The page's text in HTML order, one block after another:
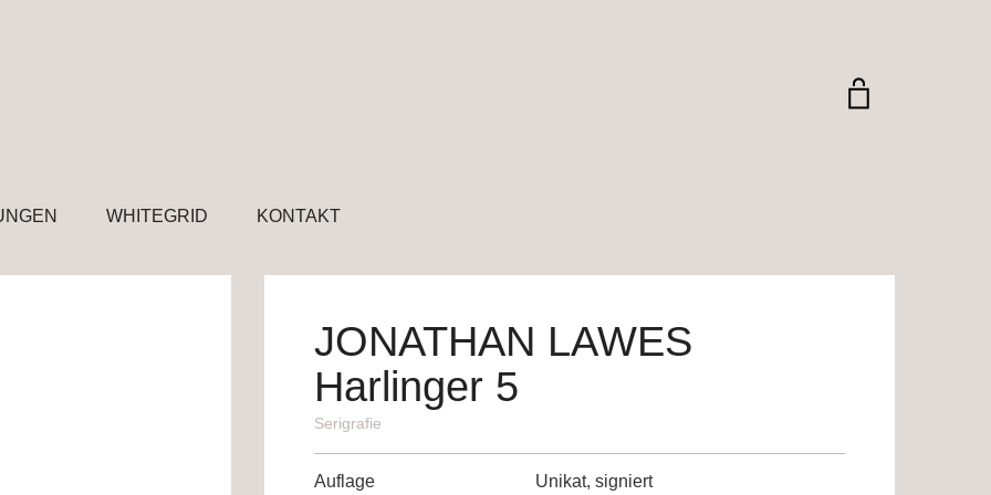
WHITEGRID KONTAKT
JONATHAN LAWES
Harlinger 5
Serigrafie
Auflage
Unikat, signiert